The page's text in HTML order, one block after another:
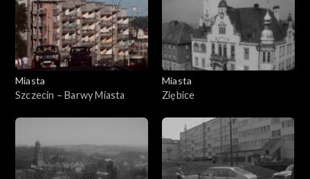
Miasta
Szczecin – Barwy Miasta
Miasta
Ziębice